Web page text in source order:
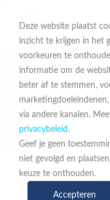
Deze website plaatst
inzicht te krijgen in het
voorkeuren te
informatie om de
beter af te stemmen,
via andere kanalen.
privacybeleid .
Geef je geen
niet gevolgd en
keuze te onthouden.
Accepteren
BLIJF
Nieuws
& Acties